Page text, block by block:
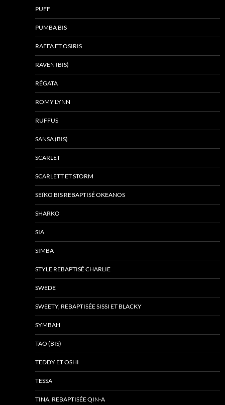
PUFF
PUMBA BIS
RAFFA ET OSIRIS
RAVEN (BIS)
RÉGATA
ROMY LYNN
RUFFUS
SANSA (BIS)
SCARLET
SCARLETT ET STORM
SEÏKO BIS REBAPTISÉ OKEANOS
SHARKO
SIA
SIMBA
STYLE REBAPTISÉ CHARLIE
SWEDE
SWEETY, REBAPTISÉE SISSI ET BLACKY
SYMBAH
TAO (BIS)
TEDDY ET OSHI
TESSA
TINA, REBAPTISÉE QIN-A